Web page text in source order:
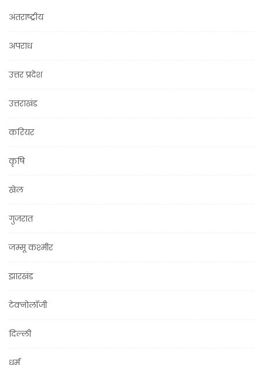
अंतराष्ट्रीय
अपराध
उत्तर प्रदेश
उत्तराखंड
करियर
कृषि
खेल
गुजरात
जम्मू कश्मीर
झारखंड
टेक्नोलॉजी
दिल्ली
धर्म